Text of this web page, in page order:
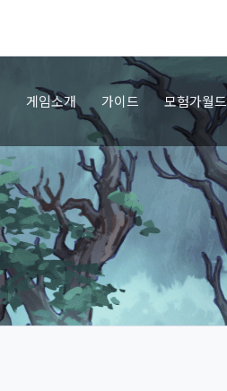
게임소개 가이드 모험가월드